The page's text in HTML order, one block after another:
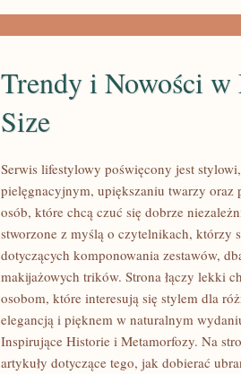
Trendy i Nowości w
Size
Serwis lifestylowy poświęcony jest
pielęgnacyjnym, upiększaniu twarzy
osób, które chcą czuć się dobrze
stworzone z myślą o czytelnikach, którzy
dotyczących komponowania zestawów,
makijażowych trików. Strona łączy lekki
osobom, które interesują się stylem dla
elegancją i pięknem w naturalnym
Inspirujące Historie i Metamorfozy. Na
artykuły dotyczące tego, jak dobierać